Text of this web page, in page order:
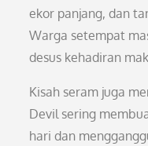
ekor panjang, dan
Warga setempat
desus kehadiran
Kisah seram juga
Devil sering
hari dan